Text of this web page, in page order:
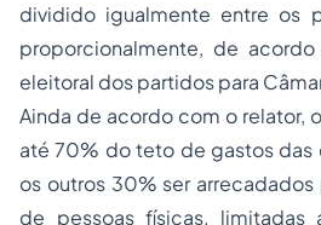
dividido igualmente entre os
proporcionalmente, de
eleitoral dos partidos para
Ainda de acordo com o relator,
até 70% do teto de gastos das
os outros 30% ser
de pessoas físicas, limitadas